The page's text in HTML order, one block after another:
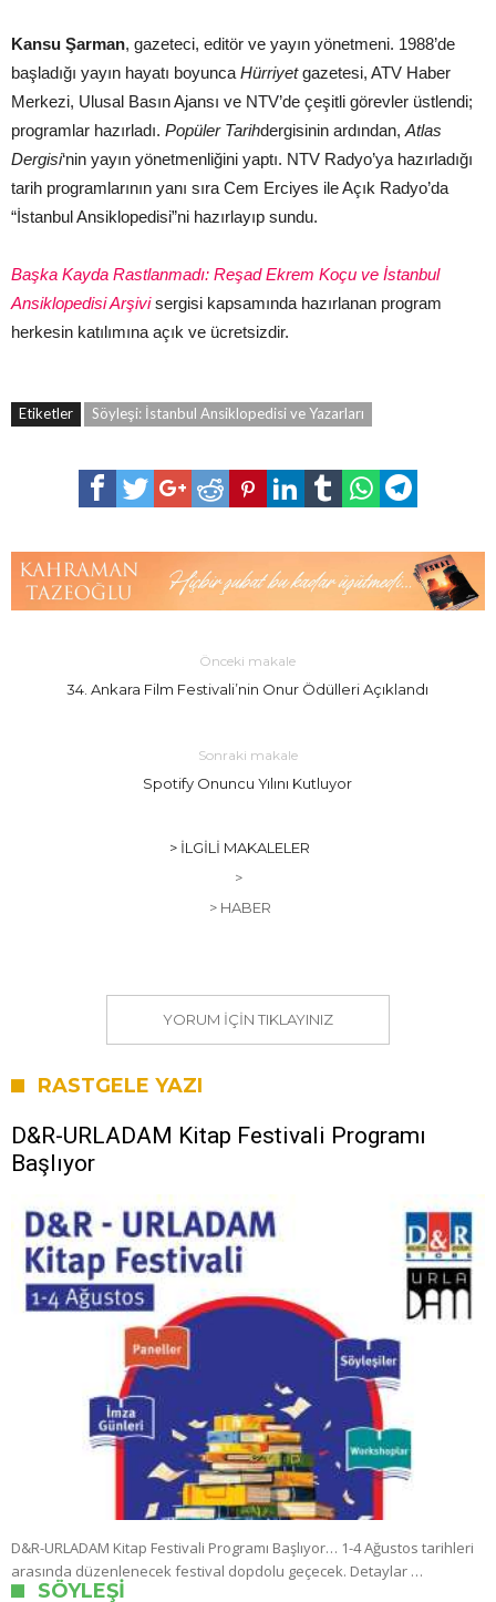
Kansu Şarman, gazeteci, editör ve yayın yönetmeni. 1988’de
başladığı yayın hayatı boyunca Hürriyetgazetesi, ATV Haber
Merkezi, Ulusal Basın Ajansı ve NTV’de çeşitli görevler üstlendi;
programlar hazırladı. Popüler Tarihdergisinin ardından, Atlas
Dergisi‘nin yayın yönetmenliğini yaptı. NTV Radyo’ya hazırladığı
tarih programlarının yanı sıra Cem Erciyes ile Açık Radyo’da
“İstanbul Ansiklopedisi”ni hazırlayıp sundu.
Başka Kayda Rastlanmadı: Reşad Ekrem Koçu ve İstanbul
Ansiklopedisi Arşivisergisi kapsamında hazırlanan program
herkesin katılımına açık ve ücretsizdir.
Etiketler Söyleşi: İstanbul Ansiklopedisi ve Yazarları
Önceki makale
34. Ankara Film Festivali’nin Onur Ödülleri Açıklandı
Sonraki makale
Spotify Onuncu Yılını Kutluyor
> İLGILI MAKALELER
>
> HABER
YORUM IÇIN TIKLAYINIZ
RASTGELE YAZI
D&R-URLADAM Kitap Festivali Programı
Başlıyor
D&R-URLADAM Kitap Festivali Programı Başlıyor… 1-4 Ağustos tarihleri
arasında düzenlenecek festival dopdolu geçecek. Detaylar …
SÖYLEŞI